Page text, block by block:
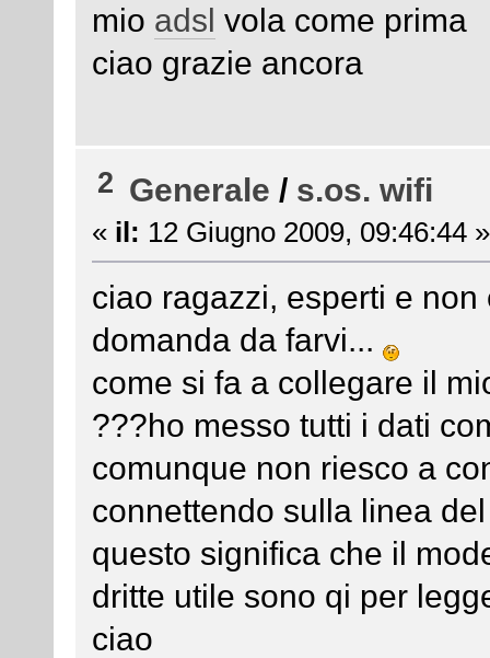
mio adsl vola come prima
ciao grazie ancora
2 Generale / s.os. wifi
« il: 12 Giugno 2009, 09:46:44 »
ciao ragazzi, esperti e
domanda da farvi...
come si fa a collegare il
???ho messo tutti i dati
comunque non riesco a
connettendo sulla linea
questo significa che il
dritte utile sono qi per
ciao